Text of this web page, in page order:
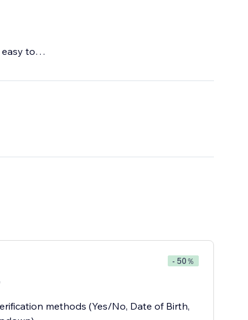
to
- 50％
methods (Yes/No, Date of Birth,